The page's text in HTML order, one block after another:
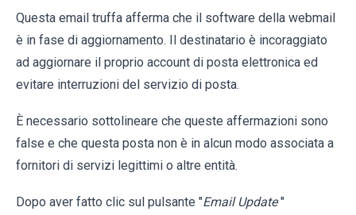
Questa email truffa afferma che il software della webmail
è in fase di aggiornamento. Il destinatario è incoraggiato
ad aggiornare il proprio account di posta elettronica ed
evitare interruzioni del servizio di posta.
È necessario sottolineare che queste affermazioni sono
false e che questa posta non è in alcun modo associata a
fornitori di servizi legittimi o altre entità.
Dopo aver fatto clic sul pulsante "Email Update "